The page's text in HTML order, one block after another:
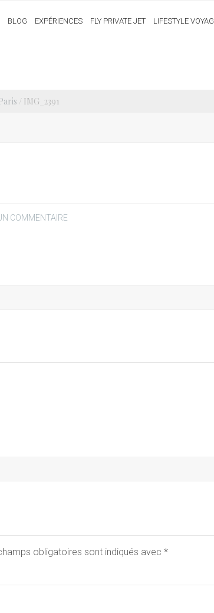
BLOG EXPÉRIENCES FLY PRIVATE JET LIFESTYLE
/ IMG_2391
COMMENTAIRE
obligatoires sont indiqués avec *